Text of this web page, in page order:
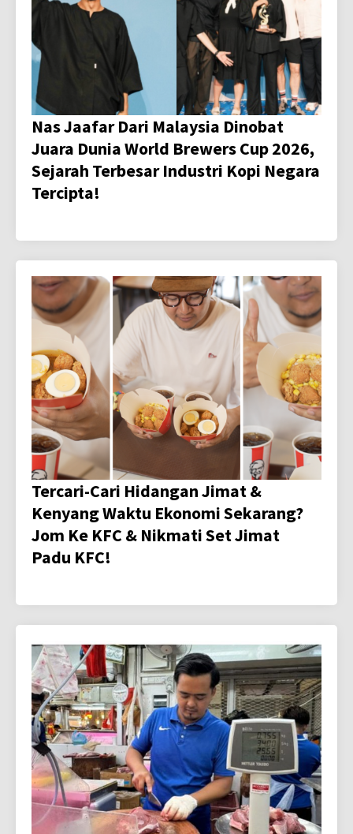
Nas Jaafar Dari Malaysia Dinobat
Juara Dunia World Brewers Cup 2026,
Sejarah Terbesar Industri Kopi Negara
Tercipta!
Tercari-Cari Hidangan Jimat &
Kenyang Waktu Ekonomi Sekarang?
Jom Ke KFC & Nikmati Set Jimat
Padu KFC!